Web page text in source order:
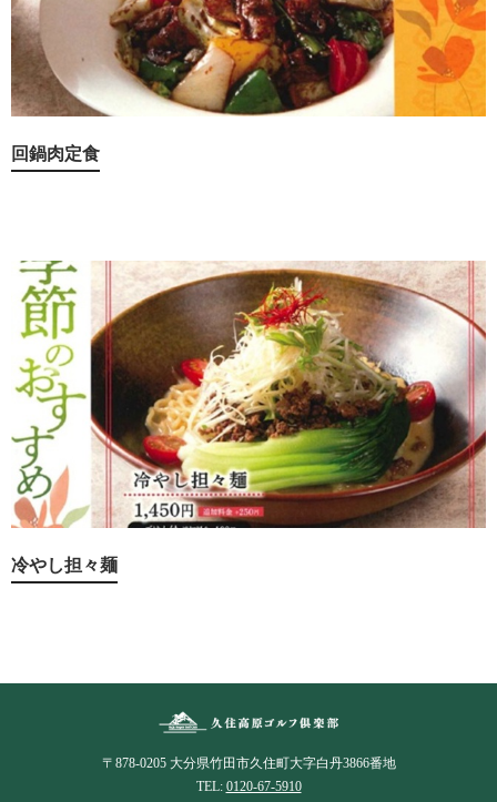
回鍋肉定食
冷やし担々麺
〒878-0205 大分県竹田市久住町大字白丹3866番地
TEL: 0120-67-5910